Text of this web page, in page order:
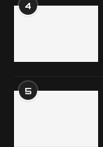
4
5